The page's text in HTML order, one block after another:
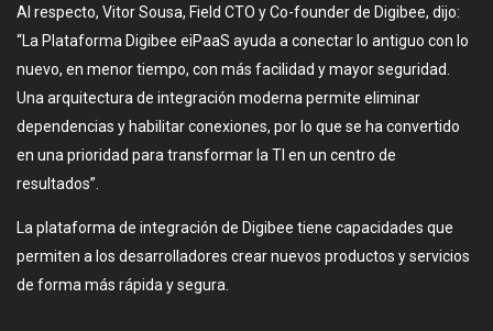
Al respecto, Vitor Sousa, Field CTO y Co-founder de Digibee, dijo:
“La Plataforma Digibee eiPaaS ayuda a conectar lo antiguo con lo
nuevo, en menor tiempo, con más facilidad y mayor seguridad.
Una arquitectura de integración moderna permite eliminar
dependencias y habilitar conexiones, por lo que se ha convertido
en una prioridad para transformar la TI en un centro de
resultados”.
La plataforma de integración de Digibee tiene capacidades que
permiten a los desarrolladores crear nuevos productos y servicios
de forma más rápida y segura.